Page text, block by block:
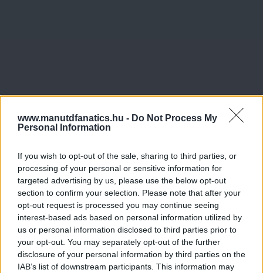
www.manutdfanatics.hu - Do Not Process My
Personal Information
If you wish to opt-out of the sale, sharing to third parties, or
processing of your personal or sensitive information for
targeted advertising by us, please use the below opt-out
section to confirm your selection. Please note that after your
opt-out request is processed you may continue seeing
interest-based ads based on personal information utilized by
us or personal information disclosed to third parties prior to
your opt-out. You may separately opt-out of the further
disclosure of your personal information by third parties on the
IAB’s list of downstream participants. This information may